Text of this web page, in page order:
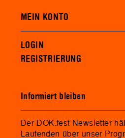
MEIN KONTO
LOGIN
REGISTRIERUNG
Informiert bleiben
Der DOK.fest Newsletter
Laufenden über unser